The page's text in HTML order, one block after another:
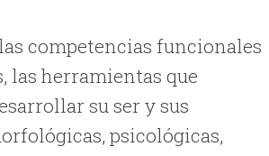
competencias funcionales
las herramientas que
su ser y sus
psicológicas,